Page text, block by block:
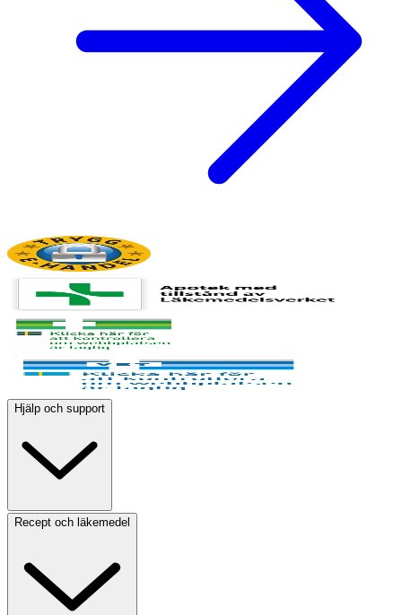
Hjälp och support
Recept och läkemedel